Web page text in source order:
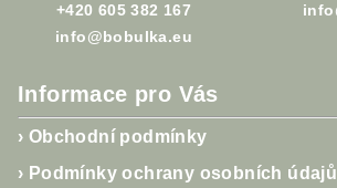
+420 605 382 167
info@bobulka.eu
Informace pro Vás
› Obchodní podmínky
› Podmínky ochrany osobních údajů